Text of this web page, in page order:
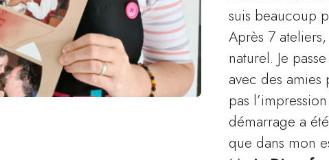
suis beaucoup
Après 7
naturel. Je
avec des
pas
démarrage a
que dans mon
Marina JOSKIN